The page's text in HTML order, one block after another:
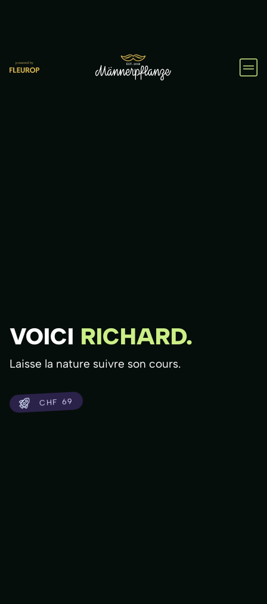
VOICI RICHARD.
Laisse la nature suivre son cours.
CHF 69